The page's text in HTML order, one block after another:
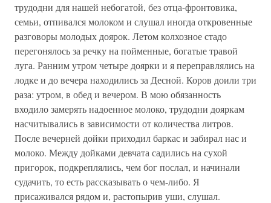
трудодни для нашей небогатой, без отца-фронтовика,
семьи, отпивался молоком и слушал иногда откровенные
разговоры молодых доярок. Летом колхозное стадо
перегонялось за речку на пойменные, богатые травой
луга. Ранним утром четыре доярки и я переправлялись на
лодке и до вечера находились за Десной. Коров доили три
раза: утром, в обед и вечером. В мою обязанность
входило замерять надоенное молоко, трудодни дояркам
насчитывались в зависимости от количества литров.
После вечерней дойки приходил баркас и забирал нас и
молоко. Между дойками девчата садились на сухой
пригорок, подкреплялись, чем бог послал, и начинали
судачить, то есть рассказывать о чем-либо. Я
присаживался рядом и, растопырив уши, слушал.